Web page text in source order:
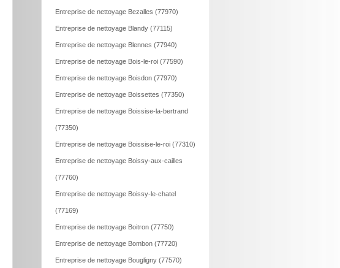
Entreprise de nettoyage Bezalles (77970)
Entreprise de nettoyage Blandy (77115)
Entreprise de nettoyage Blennes (77940)
Entreprise de nettoyage Bois-le-roi (77590)
Entreprise de nettoyage Boisdon (77970)
Entreprise de nettoyage Boissettes (77350)
Entreprise de nettoyage Boissise-la-bertrand
(77350)
Entreprise de nettoyage Boissise-le-roi (77310)
Entreprise de nettoyage Boissy-aux-cailles
(77760)
Entreprise de nettoyage Boissy-le-chatel
(77169)
Entreprise de nettoyage Boitron (77750)
Entreprise de nettoyage Bombon (77720)
Entreprise de nettoyage Bougligny (77570)